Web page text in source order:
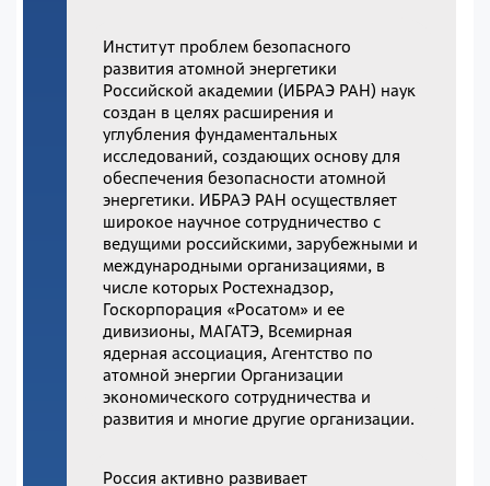
Институт проблем безопасного
развития атомной энергетики
Российской академии (ИБРАЭ РАН) наук
создан в целях расширения и
углубления фундаментальных
исследований, создающих основу для
обеспечения безопасности атомной
энергетики. ИБРАЭ РАН осуществляет
широкое научное сотрудничество с
ведущими российскими, зарубежными и
международными организациями, в
числе которых Ростехнадзор,
Госкорпорация «Росатом» и ее
дивизионы, МАГАТЭ, Всемирная
ядерная ассоциация, Агентство по
атомной энергии Организации
экономического сотрудничества и
развития и многие другие организации.
Россия активно развивает